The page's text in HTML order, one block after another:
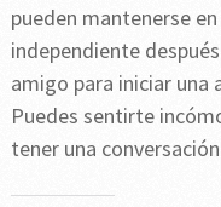
pueden mantenerse
independiente
amigo para iniciar
Puedes sentirte
tener una